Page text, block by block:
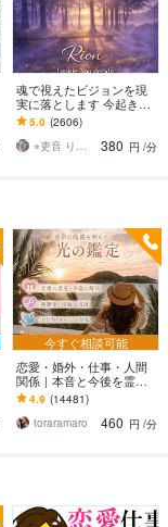
魂で視えたビジョンを現
実に落とします 今起きて
いる流れと選択肢を伝え
ます
5.0 (2606)
⭐︎吏音 りおん 358 ⭐︎
380 円 /分
今すぐ相談可能
恋愛・婚外・仕事・人間
関係｜本音と今後を霊視
ます 現実重視｜本音と未
来、これからの選択を具
体的にお伝えします
4.9 (14481)
toraramaro
460 円 /分